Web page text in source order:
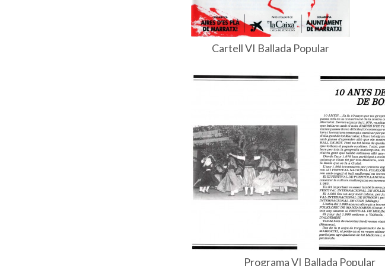
Cartell VI Ballada Popular
Programa VI Ballada Popular